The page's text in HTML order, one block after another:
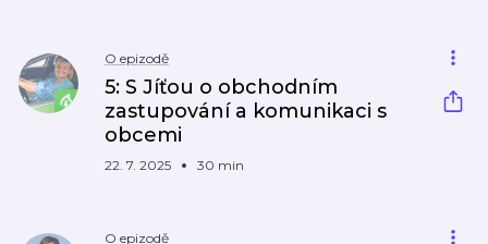
O epizodě
5: S Jíťou o obchodním
zastupování a komunikaci s
obcemi
22. 7. 2025 30 min
O epizodě